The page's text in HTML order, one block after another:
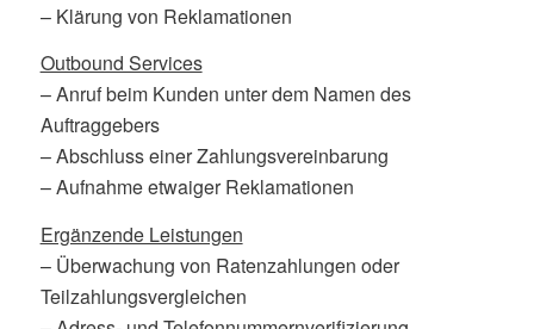
– Klärung von Reklamationen
Outbound Services
– Anruf beim Kunden unter dem Namen des
Auftraggebers
– Abschluss einer Zahlungsvereinbarung
– Aufnahme etwaiger Reklamationen
Ergänzende Leistungen
– Überwachung von Ratenzahlungen oder
Teilzahlungsvergleichen